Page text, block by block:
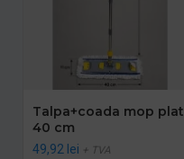
Talpa+coada mop plat
40 cm
49,92 lei + TVA